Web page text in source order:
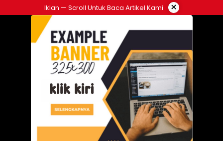
ke
Iklan — Scroll Untuk Baca Artikel Kami ×